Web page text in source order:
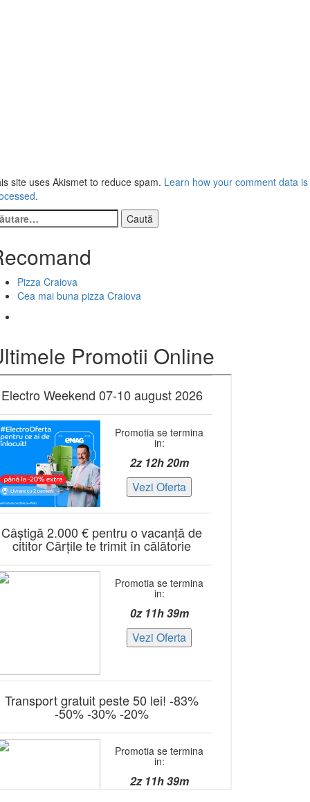
site uses Akismet to reduce spam. Learn how your comment data is
.
Pizza Craiova
Cea mai buna pizza Craiova
Promotii Online